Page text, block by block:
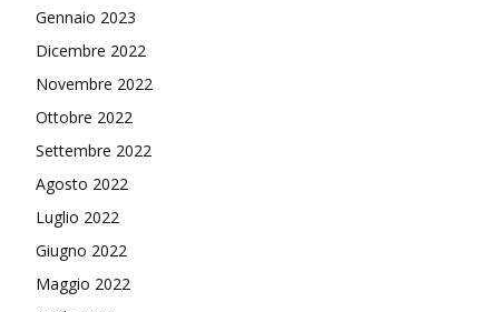
Gennaio 2023
Dicembre 2022
Novembre 2022
Ottobre 2022
Settembre 2022
Agosto 2022
Luglio 2022
Giugno 2022
Maggio 2022